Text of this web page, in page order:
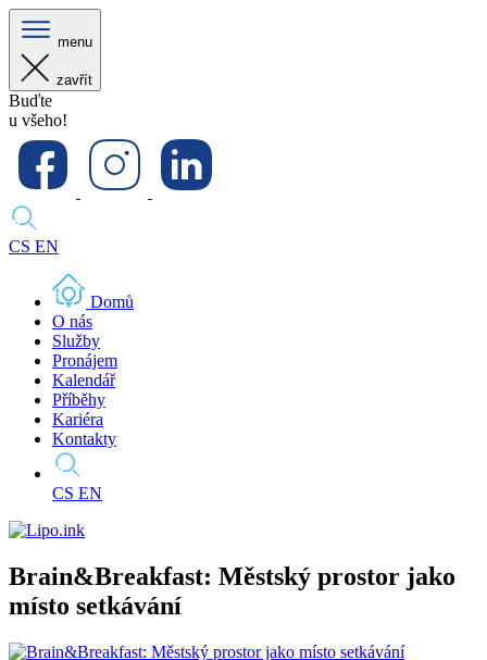
menu
zavřít
Buďte
u všeho!
CS EN
Domů
O nás
Služby
Pronájem
Kalendář
Příběhy
Kariéra
Kontakty
CS EN
Brain&Breakfast: Městský prostor jako
místo setkávání